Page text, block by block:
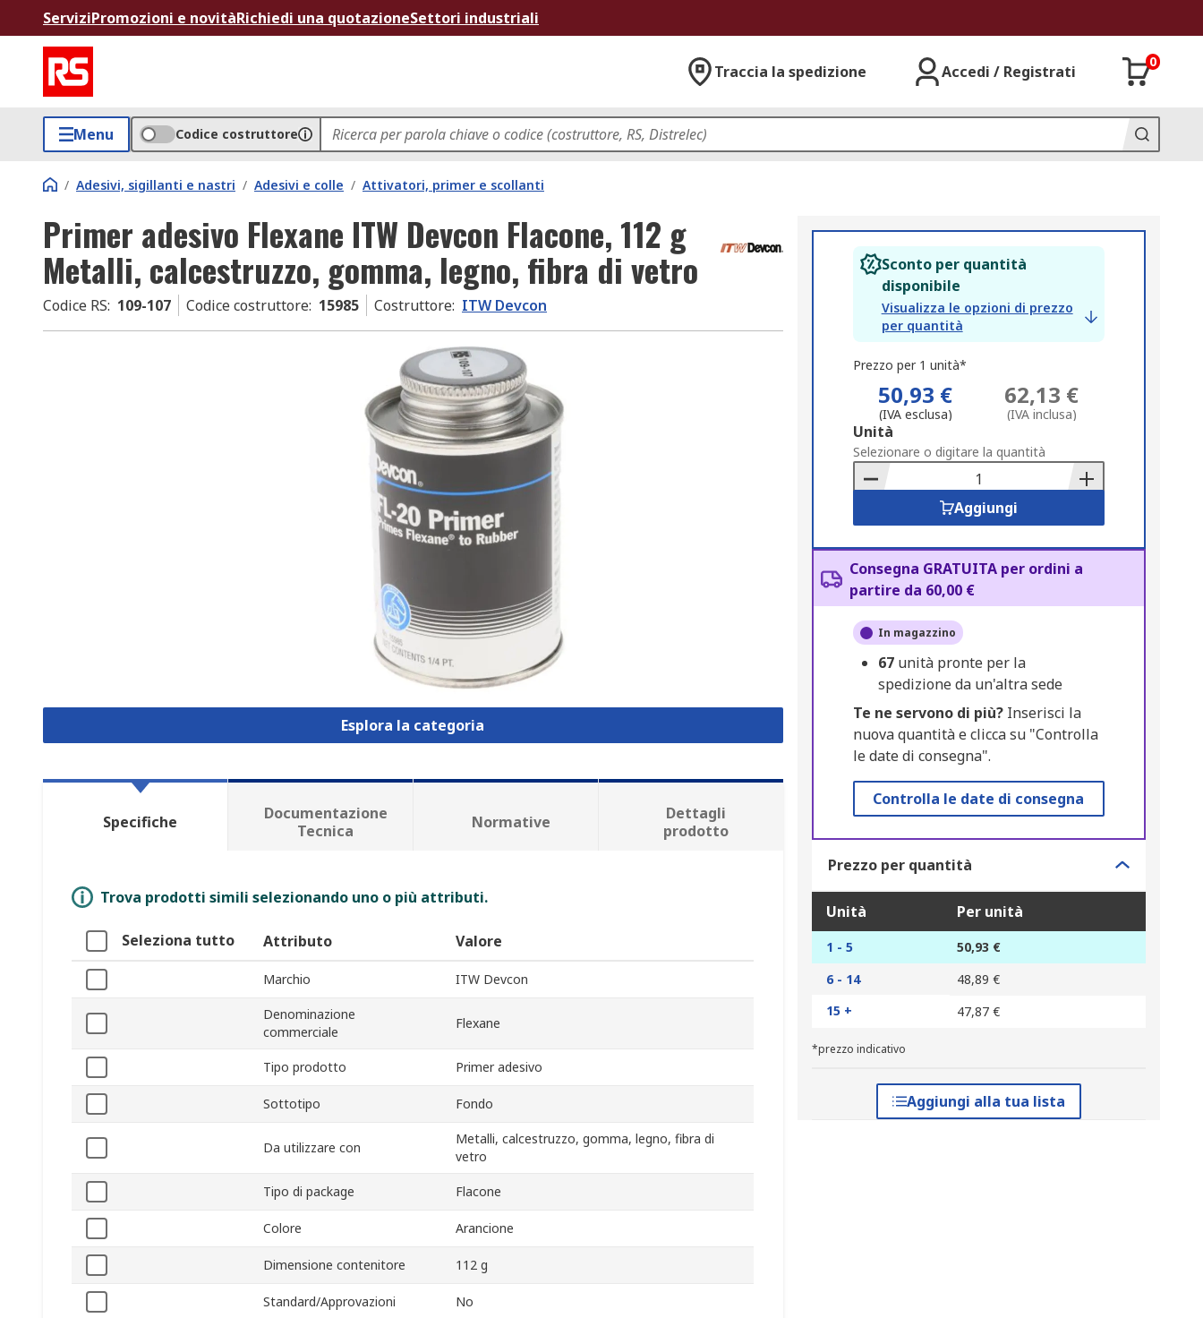
ServiziPromozioni e novitàRichiedi una quotazioneSettori industriali
Traccia la spedizione Accedi / Registrati
0
Menu Codice costruttore
/ Adesivi, sigillanti e nastri / Adesivi e colle / Attivatori, primer e scollanti
Primer adesivo Flexane ITW Devcon Flacone, 112 g
Metalli, calcestruzzo, gomma, legno, fibra di vetro
Codice RS: 109-107 Codice costruttore: 15985 Costruttore: ITW Devcon
Esplora la categoria
Sconto per quantità
disponibile
Visualizza le opzioni di prezzo
per quantità
Prezzo per 1 unità*
50,93 €
(IVA esclusa)
62,13 €
(IVA inclusa)
Add
to
Basket
Unità
Selezionare o digitare la quantità
Aggiungi
Consegna GRATUITA per ordini a
partire da 60,00 €
In magazzino
67 unità pronte per la
spedizione da un'altra sede
Te ne servono di più?Inserisci la
nuova quantità e clicca su "Controlla
le date di consegna".
Controlla le date di consegna
Prezzo per quantità
Unità Per unità
1 - 5
50,93 €
6 - 14
48,89 €
15 +
47,87 €
*prezzo indicativo
Aggiungi alla tua lista
Specifiche
Documentazione
Tecnica
Normative
Dettagli
prodotto
Trova prodotti simili selezionando uno o più attributi.
Seleziona tutto Attributo Valore
Marchio ITW Devcon
Denominazione
commerciale
Flexane
Tipo prodotto Primer adesivo
Sottotipo Fondo
Da utilizzare con
Metalli, calcestruzzo, gomma, legno, fibra di
vetro
Tipo di package Flacone
Colore Arancione
Dimensione contenitore 112 g
Standard/Approvazioni No